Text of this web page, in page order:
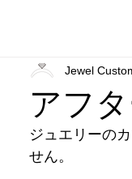
アフ
Jewel
ジュエリーの
せん。